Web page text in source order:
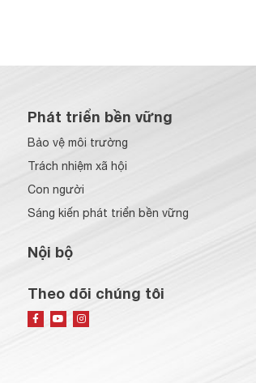
Phát triển bền vững
Bảo vệ môi trường
Trách nhiệm xã hội
Con người
Sáng kiến phát triển bền vững
Nội bộ
Theo dõi chúng tôi